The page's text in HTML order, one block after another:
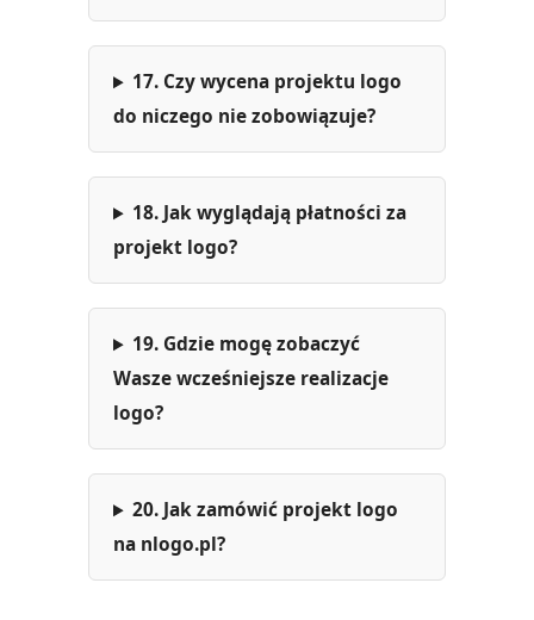
17. Czy wycena projektu logo
do niczego nie zobowiązuje?
18. Jak wyglądają płatności za
projekt logo?
19. Gdzie mogę zobaczyć
Wasze wcześniejsze realizacje
logo?
20. Jak zamówić projekt logo
na nlogo.pl?